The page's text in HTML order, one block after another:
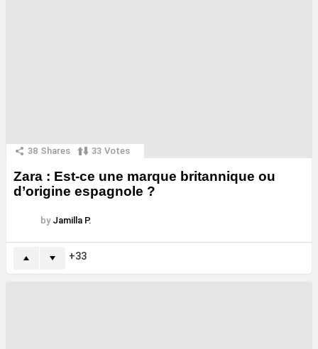
38 Shares 33 Votes
Zara : Est-ce une marque britannique ou
d’origine espagnole ?
by Jamilla P.
33